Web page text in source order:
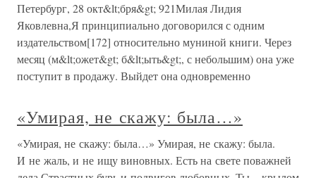
Петербург, 28 окт&lt;бря&gt; 921Милая Лидия
Яковлевна,Я принципиально договорился с одним
издательством[172] относительно муниной книги. Через
месяц (м&lt;ожет&gt; б&lt;ыть&gt;, с небольшим) она уже
поступит в продажу. Выйдет она одновременно
«Умирая, не скажу: была…»
«Умирая, не скажу: была…» Умирая, не скажу: была.
И не жаль, и не ищу виновных. Есть на свете поважней